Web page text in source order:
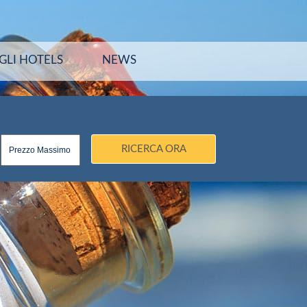
HOTELS NEWS
RICERCA ORA